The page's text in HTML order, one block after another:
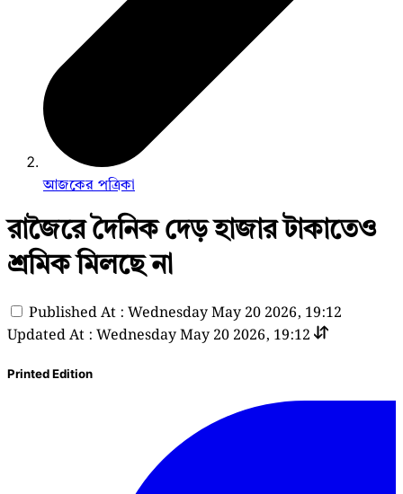
আজকের পত্রিকা
রাজৈরে দৈনিক দেড় হাজার টাকাতেও
শ্রমিক মিলছে না
Published At : Wednesday May 20 2026, 19:12
Updated At : Wednesday May 20 2026, 19:12
Printed Edition